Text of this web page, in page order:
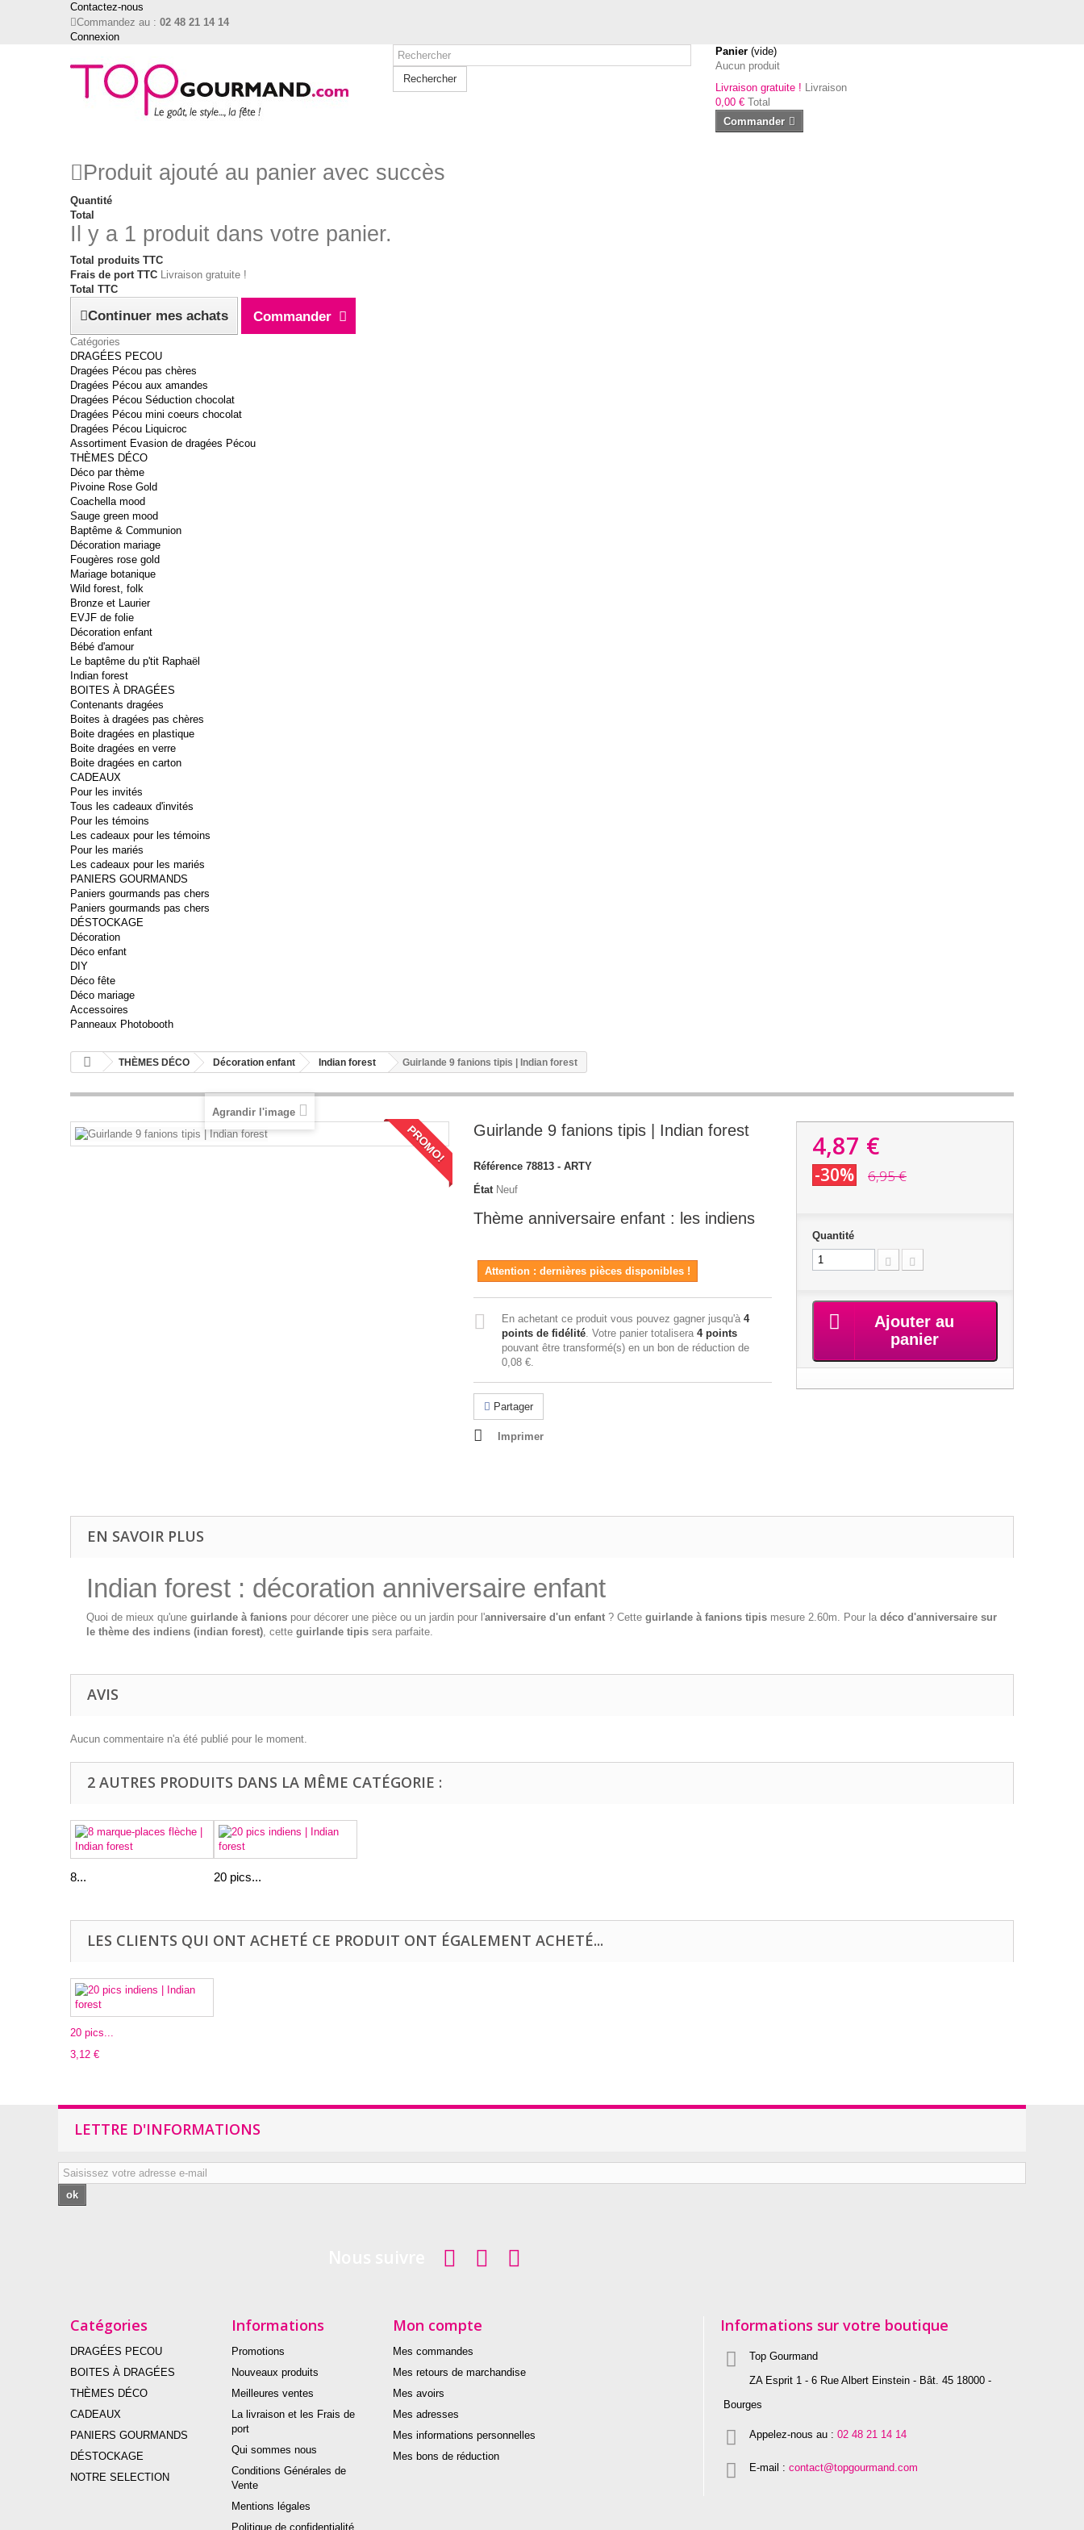
Contactez-nous
Commandez au : 02 48 21 14 14
Connexion
Rechercher
Panier (vide)
Aucun produit
Livraison gratuite ! Livraison
0,00 € Total
Commander
Produit ajouté au panier avec succès
Quantité
Total
Il y a 1 produit dans votre panier.
Total produits TTC
Frais de port TTC Livraison gratuite !
Total TTC
Continuer mes achats Commander
Catégories
DRAGÉES PECOU
Dragées Pécou pas chères
Dragées Pécou aux amandes
Dragées Pécou Séduction chocolat
Dragées Pécou mini coeurs chocolat
Dragées Pécou Liquicroc
Assortiment Evasion de dragées Pécou
THÈMES DÉCO
Déco par thème
Pivoine Rose Gold
Coachella mood
Sauge green mood
Baptême & Communion
Décoration mariage
Fougères rose gold
Mariage botanique
Wild forest, folk
Bronze et Laurier
EVJF de folie
Décoration enfant
Bébé d'amour
Le baptême du p'tit Raphaël
Indian forest
BOITES À DRAGÉES
Contenants dragées
Boites à dragées pas chères
Boite dragées en plastique
Boite dragées en verre
Boite dragées en carton
CADEAUX
Pour les invités
Tous les cadeaux d'invités
Pour les témoins
Les cadeaux pour les témoins
Pour les mariés
Les cadeaux pour les mariés
PANIERS GOURMANDS
Paniers gourmands pas chers
Paniers gourmands pas chers
DÉSTOCKAGE
Décoration
Déco enfant
DIY
Déco fête
Déco mariage
Accessoires
Panneaux Photobooth
THÈMES DÉCO Décoration enfant Indian forest Guirlande 9 fanions tipis | Indian forest
PROMO!
Agrandir l'image
Guirlande 9 fanions tipis | Indian forest
Référence 78813 - ARTY
État Neuf
Thème anniversaire enfant : les indiens
Attention : dernières pièces disponibles !
En achetant ce produit vous pouvez gagner jusqu'à 4
points de fidélité. Votre panier totalisera 4points
pouvant être transformé(s) en un bon de réduction de
0,08 €.
Partager
Imprimer
4,87 €
-30% 6,95 €
Quantité
Ajouter au
panier
EN SAVOIR PLUS
Indian forest : décoration anniversaire enfant
Quoi de mieux qu'une guirlande à fanions pour décorer une pièce ou un jardin pour l'anniversaire d'un enfant ? Cette guirlande à fanions tipis mesure 2.60m. Pour la déco d'anniversaire sur
le thème des indiens (indian forest), cette guirlande tipis sera parfaite.
AVIS
Aucun commentaire n'a été publié pour le moment.
2 AUTRES PRODUITS DANS LA MÊME CATÉGORIE :
8... 20 pics...
LES CLIENTS QUI ONT ACHETÉ CE PRODUIT ONT ÉGALEMENT ACHETÉ...
20 pics...
3,12 €
LETTRE D'INFORMATIONS
ok
Catégories
DRAGÉES PECOU
BOITES À DRAGÉES
THÈMES DÉCO
CADEAUX
PANIERS GOURMANDS
DÉSTOCKAGE
NOTRE SELECTION
Informations
Promotions
Nouveaux produits
Meilleures ventes
La livraison et les Frais de
port
Qui sommes nous
Conditions Générales de
Vente
Mentions légales
Politique de confidentialité
Mon compte
Mes commandes
Mes retours de marchandise
Mes avoirs
Mes adresses
Mes informations personnelles
Mes bons de réduction
Informations sur votre boutique
Top Gourmand
ZA Esprit 1 - 6 Rue Albert Einstein - Bât. 45 18000 -
Bourges
Appelez-nous au : 02 48 21 14 14
E-mail : contact@topgourmand.com